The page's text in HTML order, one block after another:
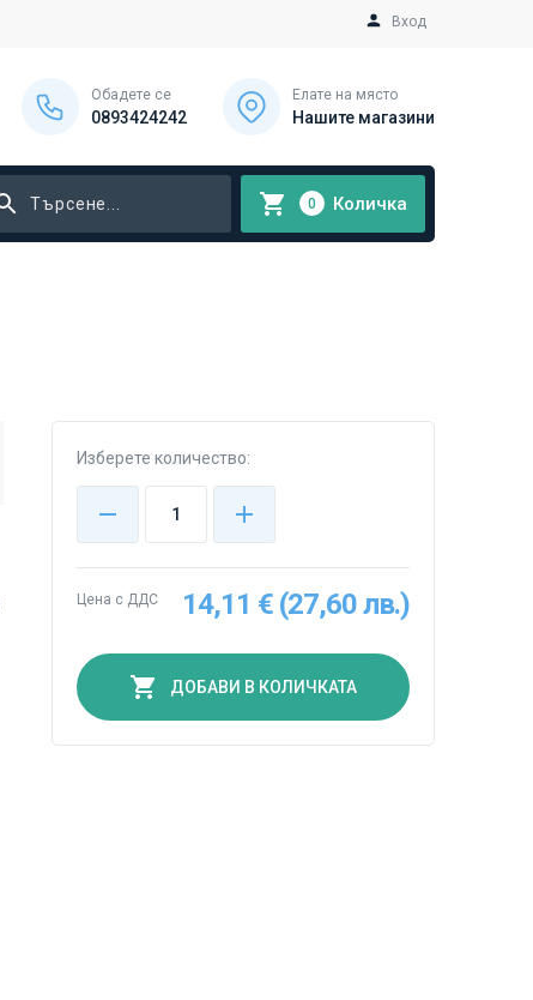
Вход
Обадете се
0893424242
Елате на място
Нашите магазини
0 Количка
Изберете количество:
Цена с ДДС 14,11 € (27,60 лв.)
ДОБАВИ В КОЛИЧКАТА